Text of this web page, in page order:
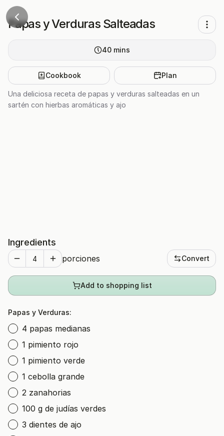
Papas y Verduras Salteadas
40 mins
Cookbook Plan
Una deliciosa receta de papas y verduras salteadas en un
sartén con hierbas aromáticas y ajo
Ingredients
porciones Convert
Add to shopping list
Papas y Verduras:
4 papas medianas
1 pimiento rojo
1 pimiento verde
1 cebolla grande
2 zanahorias
100 g de judías verdes
3 dientes de ajo